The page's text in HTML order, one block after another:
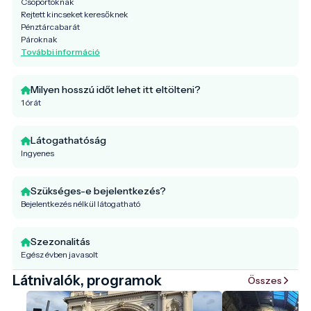
Rejtett kincseket keresőknek
Pénztárcabarát
Pároknak
További információ
Milyen hosszú időt lehet itt eltölteni?
1 órát
Látogathatóság
Ingyenes
Szükséges-e bejelentkezés?
Bejelentkezés nélkül látogatható
Szezonalitás
Egész évben javasolt
Látnivalók, programok Összes